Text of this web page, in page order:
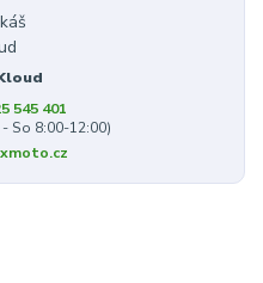
545 401
So 8:00-12:00)